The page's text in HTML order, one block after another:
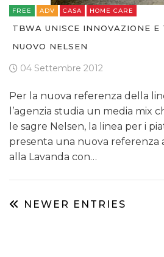
FREE ADV CASA HOME CARE
TBWA UNISCE INNOVAZIONE E
NUOVO NELSEN
04 Settembre 2012
Per la nuova referenza della
l’agenzia studia un media mix
le sagre Nelsen, la linea per i
presenta una nuova referenza
alla Lavanda con…
NEWER ENTRIES